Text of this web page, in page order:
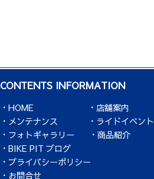
CONTENTS INFORMATION
HOME
店舗案内
メンテナンス
ライドイベント
フォトギャラリー
商品紹介
BIKE PIT ブログ
プライバシーポリシー
お問合せ